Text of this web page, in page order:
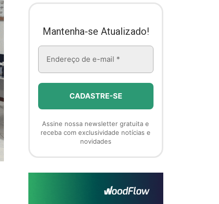
Mantenha-se Atualizado!
Assine nossa newsletter gratuita e
receba com exclusividade notícias e
novidades